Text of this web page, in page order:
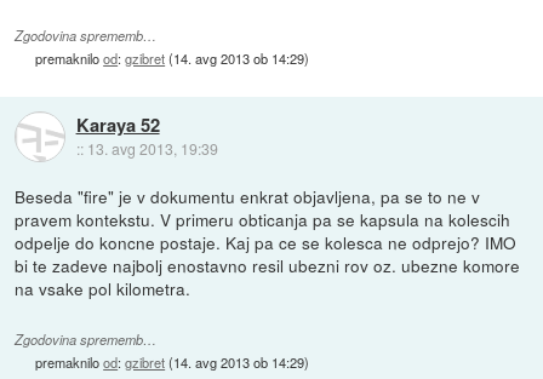
Zgodovina sprememb…
premaknilood:gzibret(14. avg 2013 ob 14:29)
Karaya 52
:: 13. avg 2013, 19:39
Beseda "fire" je v dokumentu enkrat objavljena, pa se to ne v
pravem kontekstu. V primeru obticanja pa se kapsula na kolescih
odpelje do koncne postaje. Kaj pa ce se kolesca ne odprejo? IMO
bi te zadeve najbolj enostavno resil ubezni rov oz. ubezne komore
na vsake pol kilometra.
Zgodovina sprememb…
premaknilood:gzibret(14. avg 2013 ob 14:29)